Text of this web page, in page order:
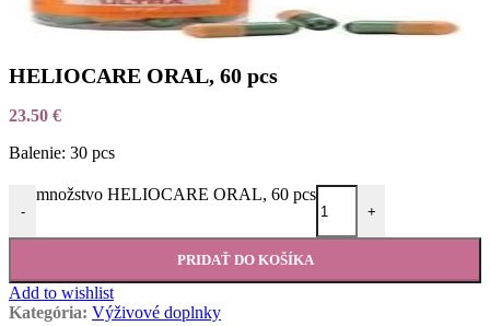
HELIOCARE ORAL, 60 pcs
23.50 €
Balenie: 30 pcs
-
množstvo HELIOCARE ORAL, 60 pcs
+
PRIDAŤ DO KOŠÍKA
Add to wishlist
Kategória: Výživové doplnky